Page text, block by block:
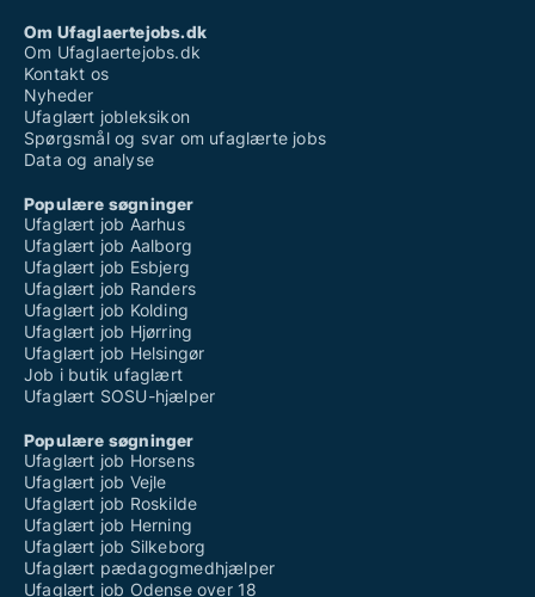
Om Ufaglaertejobs.dk
Om Ufaglaertejobs.dk
Kontakt os
Nyheder
Ufaglært jobleksikon
Spørgsmål og svar om ufaglærte jobs
Data og analyse
Populære søgninger
Ufaglært job Aarhus
Ufaglært job Aalborg
Ufaglært job Esbjerg
Ufaglært job Randers
Ufaglært job Kolding
Ufaglært job Hjørring
Ufaglært job Helsingør
Job i butik ufaglært
Ufaglært SOSU-hjælper
Populære søgninger
Ufaglært job Horsens
Ufaglært job Vejle
Ufaglært job Roskilde
Ufaglært job Herning
Ufaglært job Silkeborg
Ufaglært pædagogmedhjælper
Ufaglært job Odense over 18